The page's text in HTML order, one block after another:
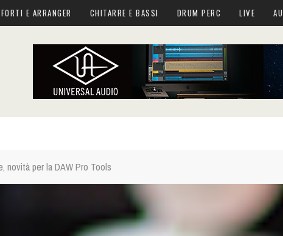
E ARRANGER CHITARRE E BASSI DRUM PERC LIVE
novità per la DAW Pro Tools